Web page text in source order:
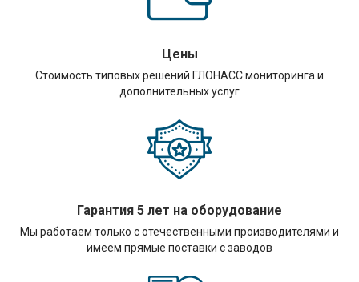
Цены
Стоимость типовых решений ГЛОНАСС мониторинга и
дополнительных услуг
Гарантия 5 лет на оборудование
Мы работаем только с отечественными производителями и
имеем прямые поставки с заводов